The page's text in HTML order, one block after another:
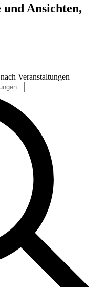
und Ansichten,
Veranstaltungen